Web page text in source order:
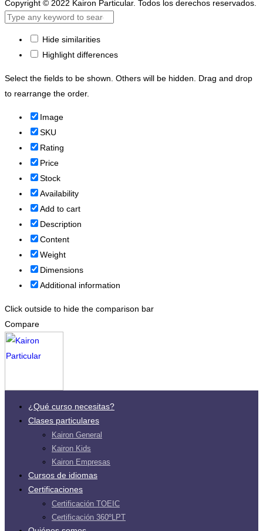
Copyright © 2022 Kairon Particular. Todos los derechos reservados.
Hide similarities
Highlight differences
Select the fields to be shown. Others will be hidden. Drag and drop
to rearrange the order.
Image
SKU
Rating
Price
Stock
Availability
Add to cart
Description
Content
Weight
Dimensions
Additional information
Click outside to hide the comparison bar
Compare
¿Qué curso necesitas?
Clases particulares
Kairon General
Kairon Kids
Kairon Empresas
Cursos de idiomas
Certificaciones
Certificación TOEIC
Certificación 360ºLPT